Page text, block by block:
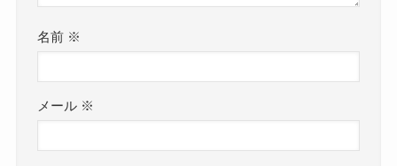
名前 ※
メール ※